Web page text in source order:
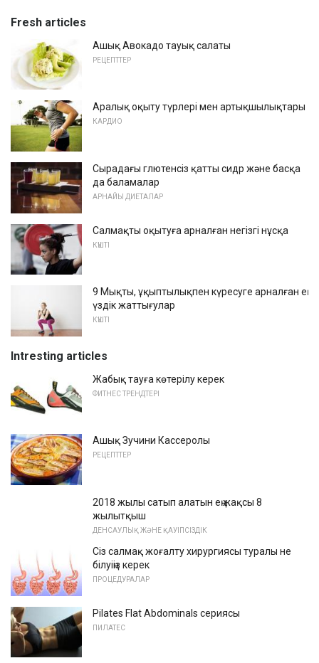
Fresh articles
Ашық Авокадо тауық салаты
РЕЦЕПТТЕР
Аралық оқыту түрлері мен артықшылықтары
КАРДИО
Сырадағы глютенсіз қатты сидр және басқа
да баламалар
АРНАЙЫ ДИЕТАЛАР
Салмақты оқытуға арналған негізгі нұсқа
КҮШТІ
9 Мықты, ұқыптылықпен күресуге арналған ең
үздік жаттығулар
КҮШТІ
Intresting articles
Жабық тауға көтерілу керек
ФИТНЕС ТРЕНДТЕРІ
Ашық Зучини Кассеролы
РЕЦЕПТТЕР
2018 жылы сатып алатын ең жақсы 8
жылытқыш
ДЕНСАУЛЫҚ ЖӘНЕ ҚАУІПСІЗДІК
Сіз салмақ жоғалту хирургиясы туралы не
білуіңіз керек
ПРОЦЕДУРАЛАР
Pilates Flat Abdominals сериясы
ПИЛАТЕС